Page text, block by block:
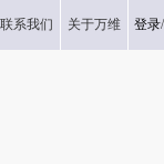
联系我们 关于万维 登录/